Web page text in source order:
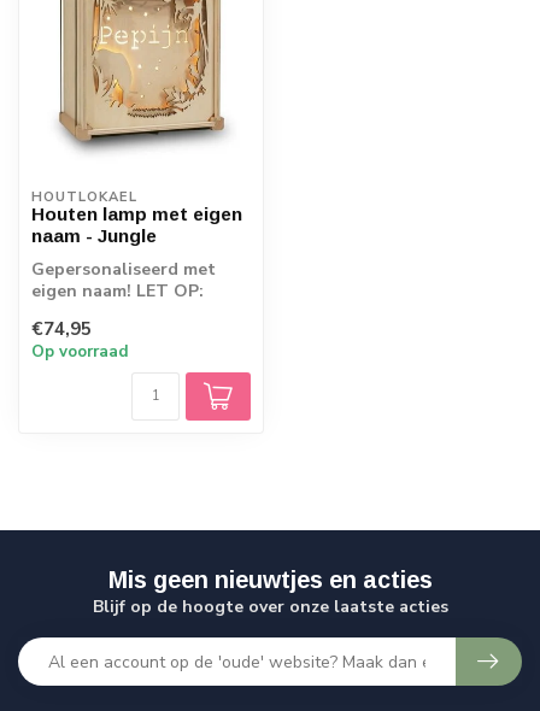
HOUTLOKAEL
Houten lamp met eigen
naam - Jungle
Gepersonaliseerd met
eigen naam! LET OP:
rechtstreeks vanaf d...
€74,95
Op voorraad
Mis geen nieuwtjes en acties
Blijf op de hoogte over onze laatste acties